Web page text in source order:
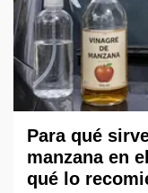
Para qué
manzana en
qué lo